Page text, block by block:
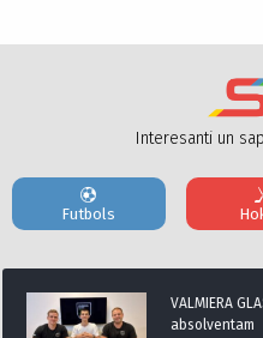
VALMIERA
absolventam
Interesanti un
Futbols
Par mums